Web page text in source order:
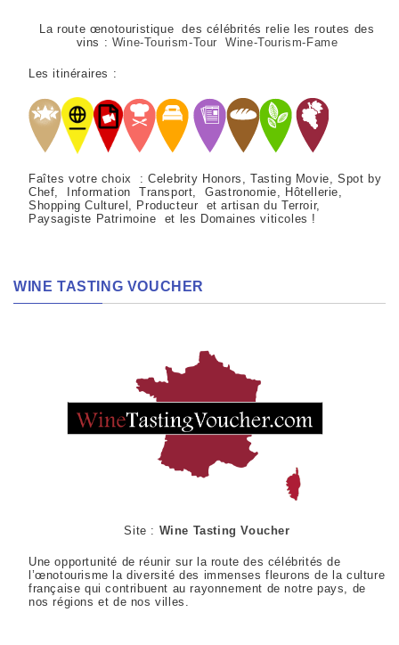
La route œnotouristique des célébrités relie les routes des
vins : Wine-Tourism-Tour Wine-Tourism-Fame
Les itinéraires :
Faîtes votre choix : Celebrity Honors, Tasting Movie, Spot by
Chef, Information Transport, Gastronomie, Hôtellerie,
Shopping Culturel, Producteur et artisan du Terroir,
Paysagiste Patrimoine et les Domaines viticoles !
WINE TASTING VOUCHER
Site : Wine Tasting Voucher
Une opportunité de réunir sur la route des célébrités de
l’œnotourisme la diversité des immenses fleurons de la culture
française qui contribuent au rayonnement de notre pays, de
nos régions et de nos villes.